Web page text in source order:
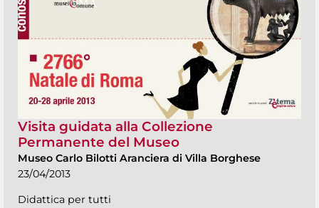
Visita guidata alla Collezione
Permanente del Museo
Museo Carlo Bilotti Aranciera di Villa Borghese
23/04/2013
Didattica per tutti